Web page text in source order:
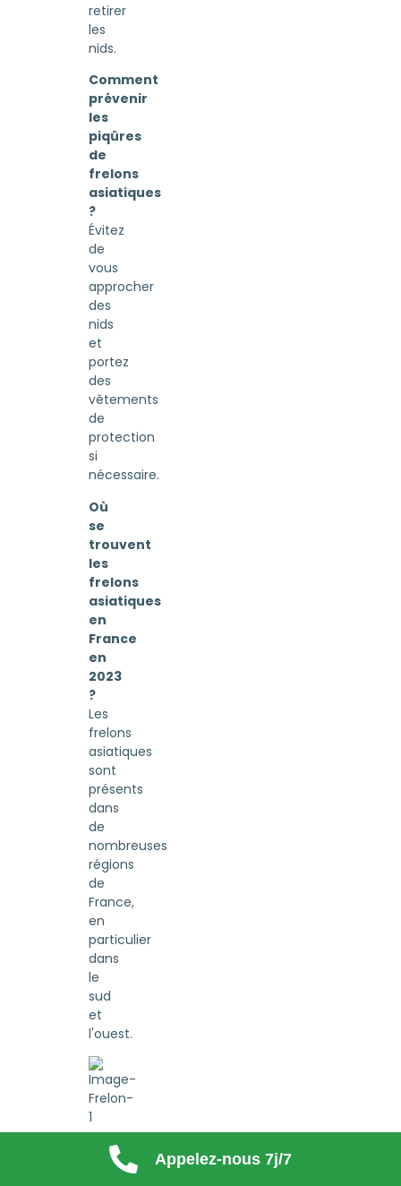
Appelez-nous 7j/7
retirer
les
nids.
Comment
prévenir
les
piqûres
de
frelons
asiatiques
?
Évitez
de
vous
approcher
des
nids
et
portez
des
vêtements
de
protection
si
nécessaire.
Où
se
trouvent
les
frelons
asiatiques
en
France
en
2023
?
Les
frelons
asiatiques
sont
présents
dans
de
nombreuses
régions
de
France,
en
particulier
dans
le
sud
et
l'ouest.